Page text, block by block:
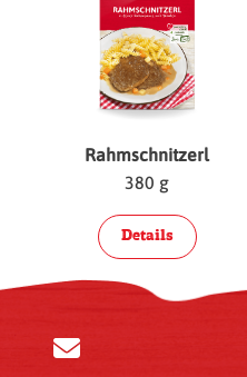
Rahmschnitzerl
380 g
Details